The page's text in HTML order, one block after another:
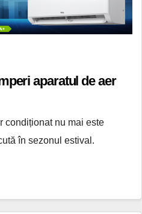
aparatul de aer
condiționat nu mai este
în sezonul estival.